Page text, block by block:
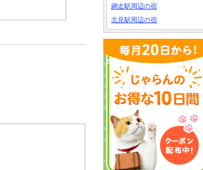
網走駅周辺の宿
北見駅周辺の宿